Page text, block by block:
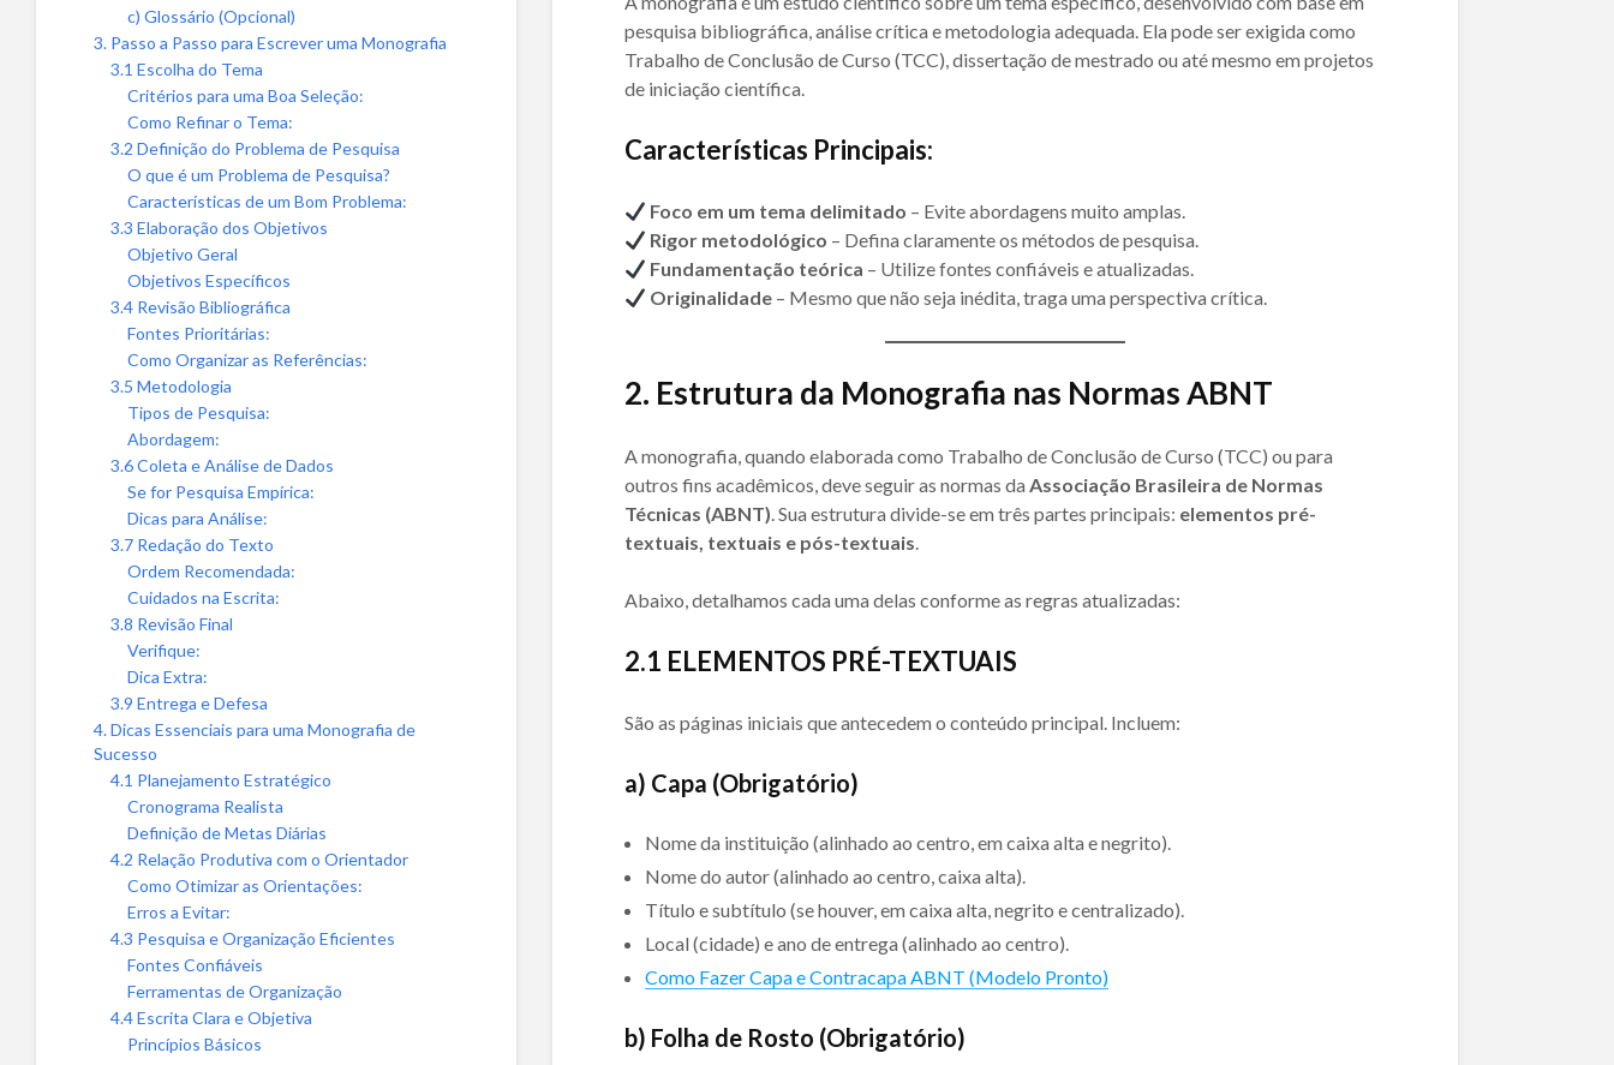
pesquisa bibliográfica, análise crítica e metodologia adequada. Ela pode ser exigida como
Trabalho de Conclusão de Curso (TCC), dissertação de mestrado ou até mesmo em projetos
de iniciação científica.
Características Principais:
Foco em um tema delimitado – Evite abordagens muito amplas.
Rigor metodológico – Defina claramente os métodos de pesquisa.
Fundamentação teórica – Utilize fontes confiáveis e atualizadas.
Originalidade – Mesmo que não seja inédita, traga uma perspectiva crítica.
2. Estrutura da Monografia nas Normas ABNT
A monografia, quando elaborada como Trabalho de Conclusão de Curso (TCC) ou para
outros fins acadêmicos, deve seguir as normas da Associação Brasileira de Normas
Técnicas (ABNT). Sua estrutura divide-se em três partes principais: elementos pré-
textuais, textuais e pós-textuais.
Abaixo, detalhamos cada uma delas conforme as regras atualizadas:
2.1 ELEMENTOS PRÉ-TEXTUAIS
São as páginas iniciais que antecedem o conteúdo principal. Incluem:
a) Capa (Obrigatório)
Nome da instituição (alinhado ao centro, em caixa alta e negrito).
Nome do autor (alinhado ao centro, caixa alta).
Título e subtítulo (se houver, em caixa alta, negrito e centralizado).
Local (cidade) e ano de entrega (alinhado ao centro).
Como Fazer Capa e Contracapa ABNT (Modelo Pronto)
b) Folha de Rosto (Obrigatório)
c) Glossário (Opcional)
3. Passo a Passo para Escrever uma Monografia
3.1 Escolha do Tema
Critérios para uma Boa Seleção:
Como Refinar o Tema:
3.2 Definição do Problema de Pesquisa
O que é um Problema de Pesquisa?
Características de um Bom Problema:
3.3 Elaboração dos Objetivos
Objetivo Geral
Objetivos Específicos
3.4 Revisão Bibliográfica
Fontes Prioritárias:
Como Organizar as Referências:
3.5 Metodologia
Tipos de Pesquisa:
Abordagem:
3.6 Coleta e Análise de Dados
Se for Pesquisa Empírica:
Dicas para Análise:
3.7 Redação do Texto
Ordem Recomendada:
Cuidados na Escrita:
3.8 Revisão Final
Verifique:
Dica Extra:
3.9 Entrega e Defesa
4. Dicas Essenciais para uma Monografia de
Sucesso
4.1 Planejamento Estratégico
Cronograma Realista
Definição de Metas Diárias
4.2 Relação Produtiva com o Orientador
Como Otimizar as Orientações:
Erros a Evitar:
4.3 Pesquisa e Organização Eficientes
Fontes Confiáveis
Ferramentas de Organização
4.4 Escrita Clara e Objetiva
Princípios Básicos